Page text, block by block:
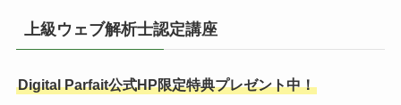
上級ウェブ解析士認定講座
Digital Parfait公式HP限定特典プレゼント中！